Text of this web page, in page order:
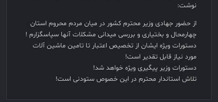
نوشت:
‏از حضور جهادی وزیر محترم کشور در میان مردم محروم استان
چهارمحال و بختیاری و بررسی میدانی مشکلات آنها سپاسگزارم !
دستورات ویژه ایشان از تخصیص اعتبار تا تامین ماشین آلات
مورد نیاز قابل تقدیر است!
دستورات وزیر پیگیری ویژه خواهد شد!
تلاش استاندار محترم در این خصوص ستودنی است!